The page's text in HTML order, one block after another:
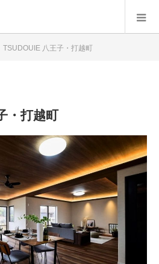
TSUDOUIE 八王子・打越町
・打越町